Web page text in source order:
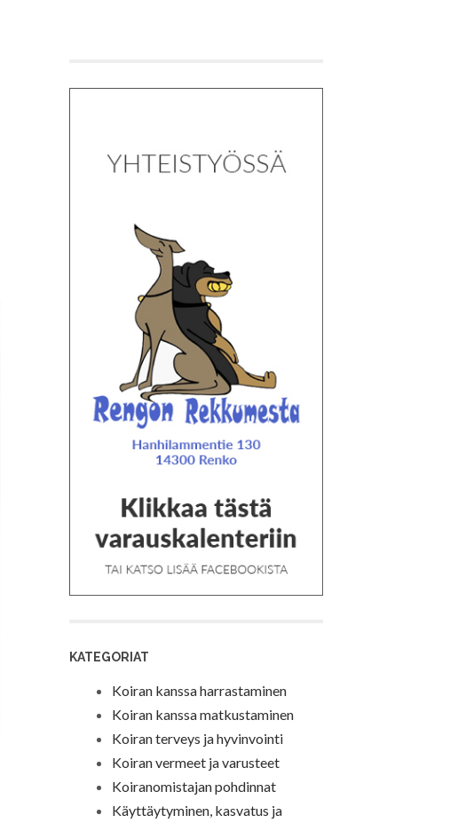
KATEGORIAT
Koiran kanssa harrastaminen
Koiran kanssa matkustaminen
Koiran terveys ja hyvinvointi
Koiran vermeet ja varusteet
Koiranomistajan pohdinnat
Käyttäytyminen, kasvatus ja